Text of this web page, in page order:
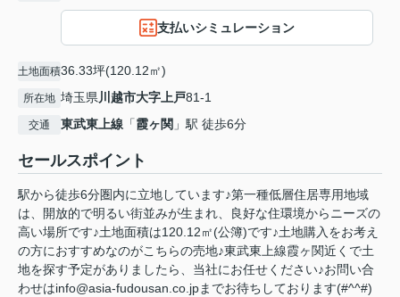
支払いシミュレーション
土地面積36.33坪(120.12㎡)
所在地 埼玉県川越市大字上戸81-1
交通 東武東上線 「霞ヶ関 」駅 徒歩6分
セールスポイント
駅から徒歩6分圏内に立地しています♪第一種低層住居専用地域
は、開放的で明るい街並みが生まれ、良好な住環境からニーズの
高い場所です♪土地面積は120.12㎡(公簿)です♪土地購入をお考え
の方におすすめなのがこちらの売地♪東武東上線霞ヶ関近くで土
地を探す予定がありましたら、当社にお任せください♪お問い合
わせはinfo@asia-fudousan.co.jpまでお待ちしております(#^^#)